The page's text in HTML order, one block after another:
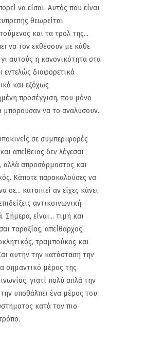
να είσαι. Αυτός που είναι
θεωρείται
και τα τρολ της...
να τον εκθέσουν με κάθε
γι αυτούς η κανονικότητα στα
εντελώς διαφορετικά
και εξόχως
προσέγγιση, που μόνο
μπορούσαν να το αναλύσουν..
σε συμπεριφορές
απείθειας δεν λέγεσαι
αλλά απροσάρμοστος και
Κάποτε παρακαλούσες να
σε... καταπιεί αν είχες κάνει
αντικοινωνική
Σήμερα, είναι... τιμή και
ταραξίας, απείθαρχος,
τραμπούκος και
αυτήν την κατάσταση την
σημαντικό μέρος της
γιατί πολύ απλά την
υποθάλπει ένα μέρος του
κατά τον πιο